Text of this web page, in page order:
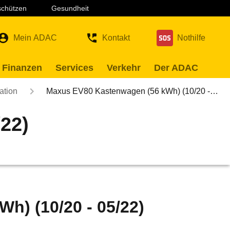
Gesundheit
Mein ADAC Kontakt Nothilfe
Services Verkehr Der ADAC
Maxus EV80 Kastenwagen (56 kWh) (10/20 -…
(10/20 - 05/22)